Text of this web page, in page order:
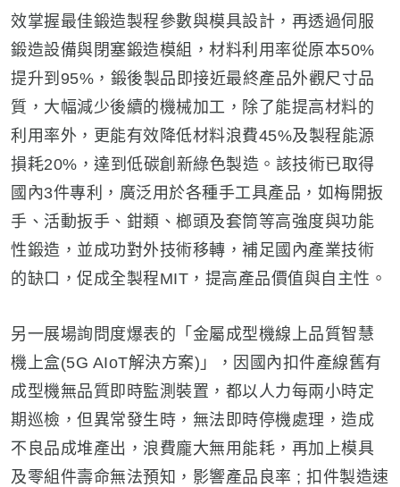
效掌握最佳鍛造製程參數與模具設計，再透過伺服
鍛造設備與閉塞鍛造模組，材料利用率從原本50%
提升到95%，鍛後製品即接近最終產品外觀尺寸品
質，大幅減少後續的機械加工，除了能提高材料的
利用率外，更能有效降低材料浪費45%及製程能源
損耗20%，達到低碳創新綠色製造。該技術已取得
國內3件專利，廣泛用於各種手工具產品，如梅開扳
手、活動扳手、鉗類、榔頭及套筒等高強度與功能
性鍛造，並成功對外技術移轉，補足國內產業技術
的缺口，促成全製程MIT，提高產品價值與自主性。
另一展場詢問度爆表的「金屬成型機線上品質智慧
機上盒(5G AIoT解決方案)」，因國內扣件產線舊有
成型機無品質即時監測裝置，都以人力每兩小時定
期巡檢，但異常發生時，無法即時停機處理，造成
不良品成堆產出，浪費龐大無用能耗，再加上模具
及零組件壽命無法預知，影響產品良率 ; 扣件製造速